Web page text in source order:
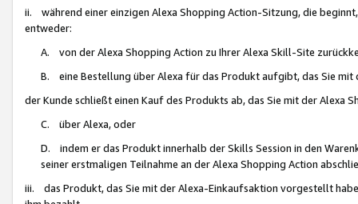
ii. während einer einzigen Alexa Shopping Action-Sitzung, die
entweder:
A. von der Alexa Shopping Action zu Ihrer Alexa Skill-Site
B. eine Bestellung über Alexa für das Produkt aufgibt, das Sie mit
der Kunde schließt einen Kauf des Produkts ab, das Sie mit der Alexa
C. über Alexa, oder
D. indem er das Produkt innerhalb der Skills Session in den
seiner erstmaligen Teilnahme an der Alexa Shopping Action
iii. das Produkt, das Sie mit der Alexa-Einkaufsaktion vorgestellt